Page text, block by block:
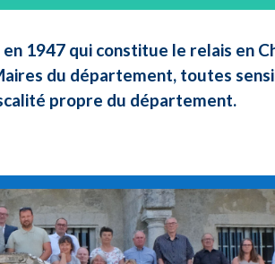
1947 qui constitue le relais en
du département, toutes
propre du département.